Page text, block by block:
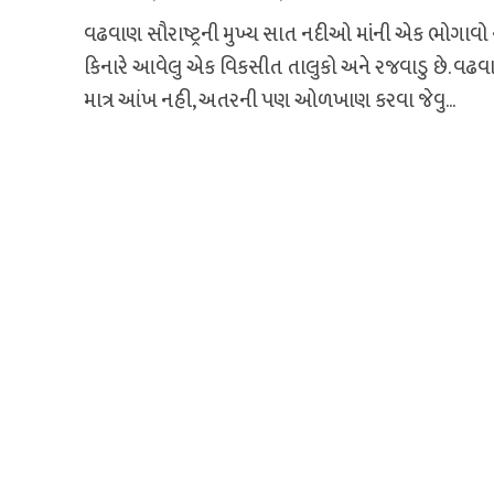
વઢવાણ સૌરાષ્ટ્રની મુખ્ય સાત નદીઓ માંની એક ભોગાવો
કિનારે આવેલુ એક વિકસીત તાલુકો અને રજવાડુ છે.
માત્ર આંખ નહી, અતરની પણ ઓળખાણ કરવા જેવુ...